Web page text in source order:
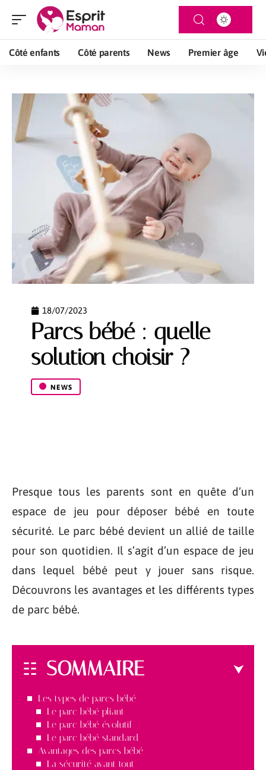
Côté enfants Côté parents News Premier âge
18/07/2023
Parcs bébé : quelle
solution choisir ?
NEWS
Presque tous les parents sont en quête d’un
espace de jeu pour déposer bébé en toute
sécurité. Le parc bébé devient un allié de taille
pour son quotidien. Il s’agit d’un espace de jeu
dans lequel bébé peut y jouer sans risque.
Découvrons les avantages et les différents types
de parc bébé.
SOMMAIRE
Les types de parcs bébé
Le parc bébé pliant
Le parc bébé évolutif
Le parc bébé standard
Avantages des parcs bébé
La sécurité avant tout